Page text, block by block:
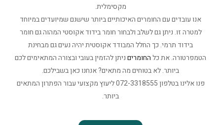
מקסימלית.
אנו עובדים עם החומרים האיכותיים ביותר שישנם שמיועדים במיוחד
למטרה זו. ניתן גם לשלב ולבחור חומר בידוד אקוסטי המהוה גם חומר
בידוד תרמי. כך החלל המבודד אקוסטית יהיה נעים גם מבחינת
הטמפרטורה. את כלהחומריםניתן להזמין בעובי ובצורה המתאימים לכם
ביותר. לא בטוחים מה מתאים? אנחנו כאן בשבילכם.
פנו אלינו בטלפון 072-3318555 ליעוץ מקצועי עבור הפתרון המתאים
ביותר.